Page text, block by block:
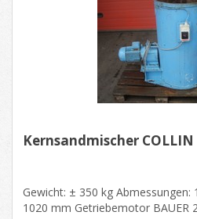
Kernsandmischer COLLIN
Gewicht: ± 350 kg
1020 mm Getriebemotor BAUER